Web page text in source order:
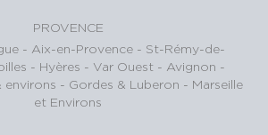
PROVENCE
- Aix-en-Provence - St-Rémy-de-
- Hyères - Var Ouest - Avignon -
environs - Gordes & Luberon - Marseille
et Environs